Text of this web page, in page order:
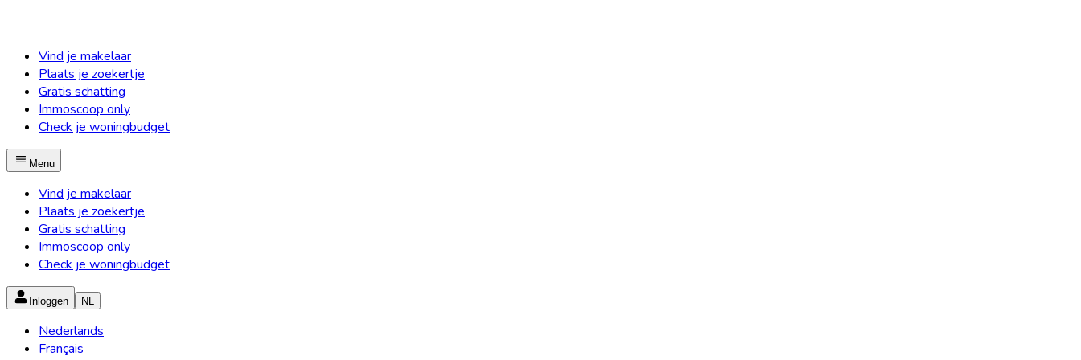
Vind je makelaar
Plaats je zoekertje
Gratis schatting
Immoscoop only
Check je woningbudget
Menu
Vind je makelaar
Plaats je zoekertje
Gratis schatting
Immoscoop only
Check je woningbudget
Inloggen NL
Nederlands
Français